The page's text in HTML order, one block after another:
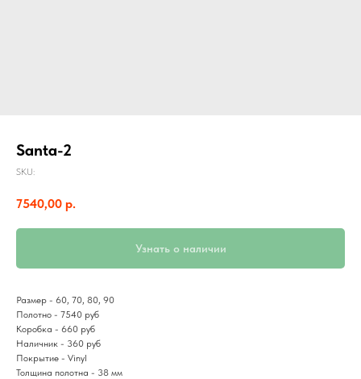
Santa-2
SKU:
7540,00 р.
Узнать о наличии
Размер - 60, 70, 80, 90
Полотно - 7540 руб
Коробка - 660 руб
Наличник - 360 руб
Покрытие - Vinyl
Толщина полотна - 38 мм